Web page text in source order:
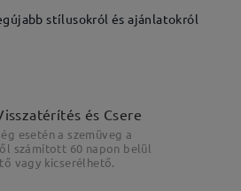
stílusokról és ajánlatokról
és Csere
esetén a szemüveg a
számított 60 napon belül
vagy kicserélhető.